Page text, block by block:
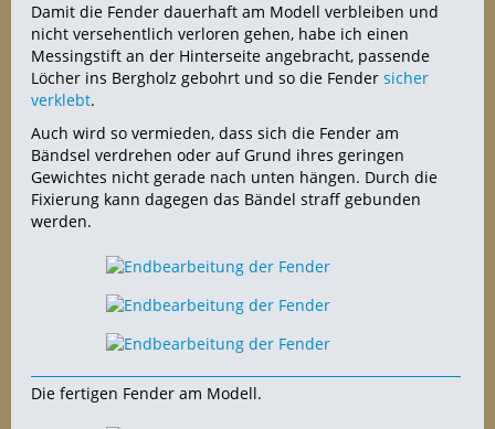
Damit die Fender dauerhaft am Modell verbleiben und
nicht versehentlich verloren gehen, habe ich einen
Messingstift an der Hinterseite angebracht, passende
Löcher ins Bergholz gebohrt und so die Fender sicher
verklebt.
Auch wird so vermieden, dass sich die Fender am
Bändsel verdrehen oder auf Grund ihres geringen
Gewichtes nicht gerade nach unten hängen. Durch die
Fixierung kann dagegen das Bändel straff gebunden
werden.
Die fertigen Fender am Modell.